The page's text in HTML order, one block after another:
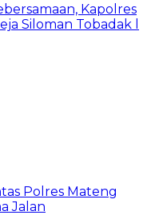
Kapolres
Siloman Tobadak l
Polres Mateng
Jalan